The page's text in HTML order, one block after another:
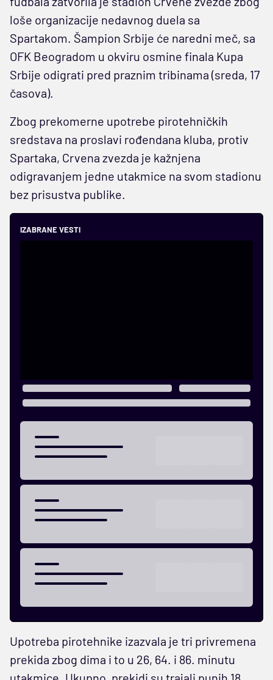
loše organizacije nedavnog duela sa
Spartakom. Šampion Srbije će naredni meč, sa
OFK Beogradom u okviru osmine finala Kupa
Srbije odigrati pred praznim tribinama (sreda, 17
časova).
Zbog prekomerne upotrebe pirotehničkih
sredstava na proslavi rođendana kluba, protiv
Spartaka, Crvena zvezda je kažnjena
odigravanjem jedne utakmice na svom stadionu
bez prisustva publike.
IZABRANE VESTI
Upotreba pirotehnike izazvala je tri privremena
prekida zbog dima i to u 26, 64. i 86. minutu